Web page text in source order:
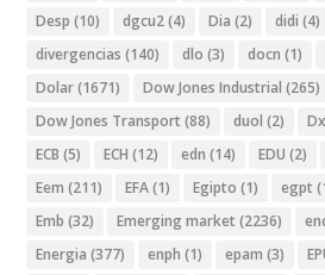
Desp (10) dgcu2(4) Dia (2) didi (4)
divergencias (140) dlo (3) docn (1)
Dolar(1671) Dow Jones Industrial (265)
Dow Jones Transport (88) duol (2)
ECB (5) ECH (12) edn (14) EDU (2)
Eem (211) EFA(1) Egipto (1) egpt
Emb (32) Emerging market (2236)
Energia (377) enph (1) epam (3)